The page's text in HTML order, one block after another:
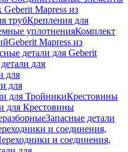
Mapress из
трубКрепления для
уплотненияКомплект
Geberit Mapress из
детали для Geberit
для
для
для
для ТройникиКрестовины
для Крестовины
Запасные детали
и соединения,
и соединения,